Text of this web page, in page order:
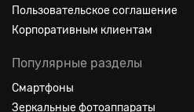
Пользовательское соглашение
Корпоративным клиентам
Популярные разделы
Смартфоны
Зеркальные фотоаппараты